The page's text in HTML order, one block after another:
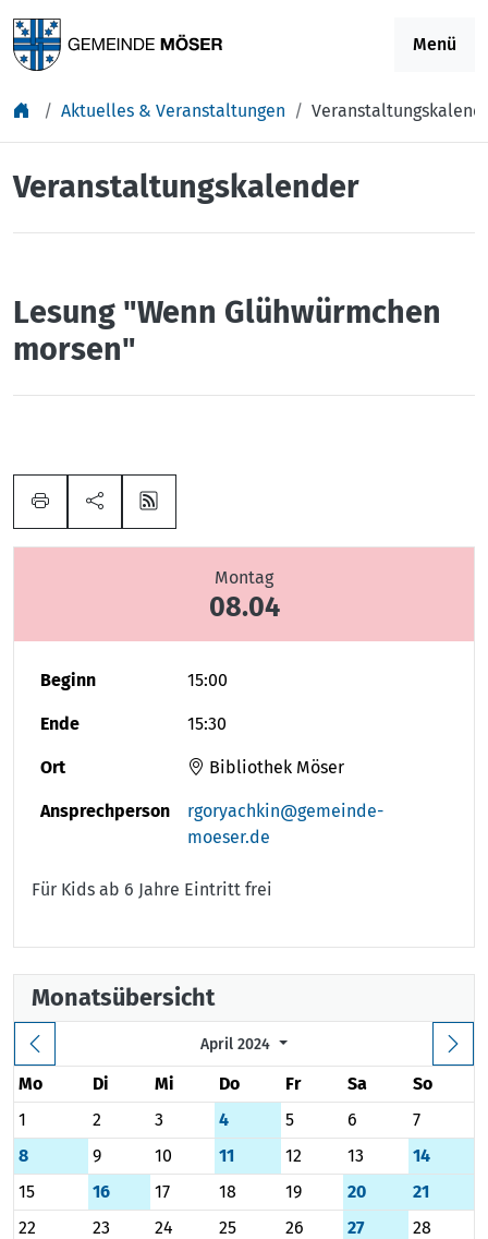
Menü
Aktuelles & Veranstaltungen
Veranstaltungskalender
Lesung "Wenn Glühwürmchen
morsen"
Montag
08.04
Beginn 15:00
Ende 15:30
Ort Bibliothek Möser
Ansprechperson
rgoryachkin@gemeinde-
moeser.de
Für Kids ab 6 Jahre Eintritt frei
Monatsübersicht
April 2024
Mo Di Mi Do Fr Sa
So
1
2 3 4 5 6
7
8
9 10 11 12 13
14
15
16 17 18 19 20
21
22
23 24 25 26 27
28